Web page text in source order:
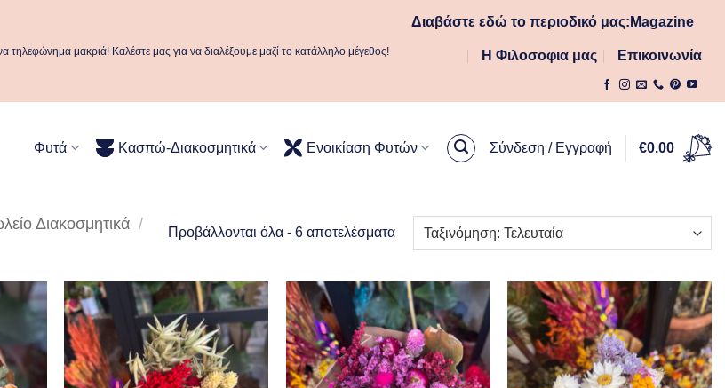
τηλεφώνημα μακριά! Καλέστε μας για να διαλέξουμε μαζί το κατάλληλο μέγεθος!
Διαβάστε εδώ το περιοδικό μας: Magazine
Η Φιλοσοφια μας Επικοινωνία
Φυτά Κασπώ-Διακοσμητικά Ενοικίαση Φυτών Σύνδεση / Εγγραφή €0.00
Διακοσμητικά /
Προβάλλονται όλα - 6 αποτελέσματαSorted